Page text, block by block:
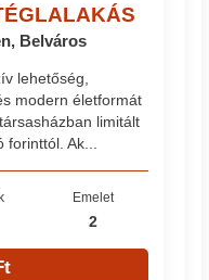
Belváros
lehetőség,
modern életformát
limitált
forinttól. Ak...
Emelet
2